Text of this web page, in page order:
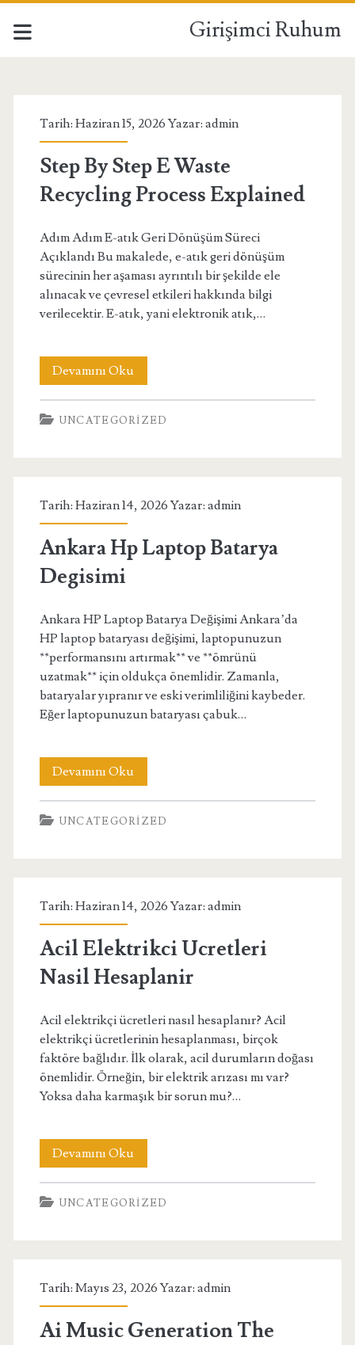
Girişimci Ruhum
Ruhum
Yazılar
Tarih: Haziran 15, 2026 Yazar: admin
Step By Step E Waste
Recycling Process Explained
Adım Adım E-atık Geri Dönüşüm Süreci
Açıklandı Bu makalede, e-atık geri dönüşüm
sürecinin her aşaması ayrıntılı bir şekilde ele
alınacak ve çevresel etkileri hakkında bilgi
verilecektir. E-atık, yani elektronik atık,…
Devamını OkuStep
By
Step
Recycling
Process
UNCATEGORIZED
Tarih: Haziran 14, 2026 Yazar: admin
Ankara Hp Laptop Batarya
Degisimi
Ankara HP Laptop Batarya Değişimi Ankara’da
HP laptop bataryası değişimi, laptopunuzun
**performansını artırmak** ve **ömrünü
uzatmak** için oldukça önemlidir. Zamanla,
bataryalar yıpranır ve eski verimliliğini kaybeder.
Eğer laptopunuzun bataryası çabuk…
Devamını OkuAnkara
Hp
Laptop
UNCATEGORIZED
Tarih: Haziran 14, 2026 Yazar: admin
Acil Elektrikci Ucretleri
Nasil Hesaplanir
Acil elektrikçi ücretleri nasıl hesaplanır? Acil
elektrikçi ücretlerinin hesaplanması, birçok
faktöre bağlıdır. İlk olarak, acil durumların doğası
önemlidir. Örneğin, bir elektrik arızası mı var?
Yoksa daha karmaşık bir sorun mu?…
Devamını OkuAcil
Elektrikci
Ucretleri
UNCATEGORIZED
Tarih: Mayıs 23, 2026 Yazar: admin
Ai Music Generation The